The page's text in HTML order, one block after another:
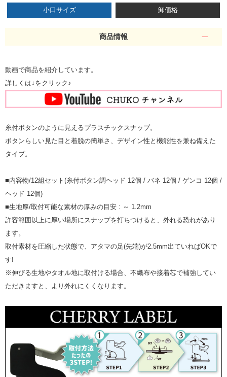
小口サイズ 卸価格
商品情報
動画で商品を紹介しています。
詳しくは↓をクリック♪
糸付ボタンのように見えるプラスチックスナップ。
ボタンらしい見た目と着脱の簡単さ、デザイン性と機能性を兼ね備えた
タイプ。
■内容物/12組セット(糸付ボタン調ヘッド 12個 / バネ 12個 / ゲンコ 12個 /
ヘッド 12個)
■生地厚/取付可能な素材の厚みの目安 : ～ 1.2mm
許容範囲以上に厚い場所にスナップを打ちつけると、外れる恐れがあり
ます。
取付素材を圧縮した状態で、アタマの足(先端)が2.5mm出ていればOKで
す!
※伸びる生地やタオル地に取付ける場合、不織布や接着芯で補強してい
ただきますと、より外れにくくなります。